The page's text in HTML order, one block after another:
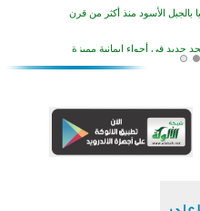
جديد في أجواء إيمانية مميزة
أبوابه بعد سنوات من العمل والعطاء
القرآن الكريم في أزناكاييف